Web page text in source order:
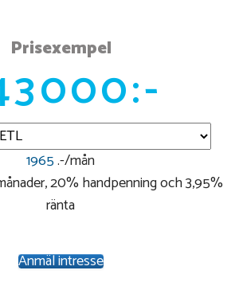
Prisexempel
1965.-/mån
20% handpenning och 3,95%
ränta
Anmäl intresse